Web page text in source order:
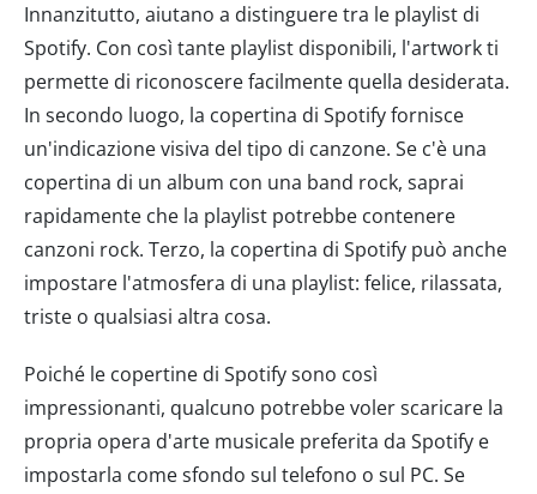
Innanzitutto, aiutano a distinguere tra le playlist di
Spotify. Con così tante playlist disponibili, l'artwork ti
permette di riconoscere facilmente quella desiderata.
In secondo luogo, la copertina di Spotify fornisce
un'indicazione visiva del tipo di canzone. Se c'è una
copertina di un album con una band rock, saprai
rapidamente che la playlist potrebbe contenere
canzoni rock. Terzo, la copertina di Spotify può anche
impostare l'atmosfera di una playlist: felice, rilassata,
triste o qualsiasi altra cosa.
Poiché le copertine di Spotify sono così
impressionanti, qualcuno potrebbe voler scaricare la
propria opera d'arte musicale preferita da Spotify e
impostarla come sfondo sul telefono o sul PC. Se